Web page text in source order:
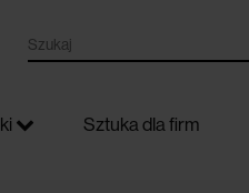
Sztuka dla firm